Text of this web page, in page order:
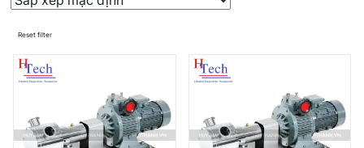
Reset filter